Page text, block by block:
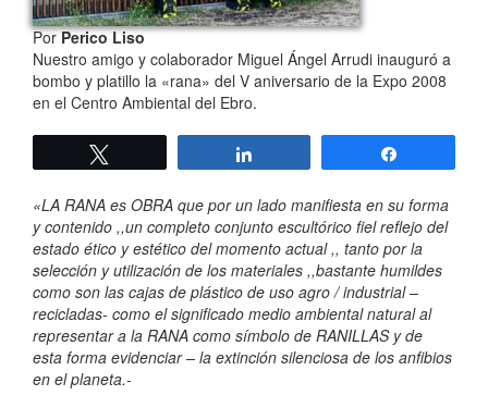
PorPerico Liso
Nuestro amigo y colaborador Miguel Ángel Arrudi inauguró a
bombo y platillo la «rana» del V aniversario de la Expo 2008
en el Centro Ambiental del Ebro.
«LA RANA es OBRA que por un lado manifiesta en su forma
y contenido ,,un completo conjunto escultórico fiel reflejo del
estado ético y estético del momento actual ,, tanto por la
selección y utilización de los materiales ,,bastante humildes
como son las cajas de plástico de uso agro / industrial –
recicladas- como el significado medio ambiental natural al
representar a la RANA como símbolo de RANILLAS y de
esta forma evidenciar – la extinción silenciosa de los anfibios
en el planeta.-